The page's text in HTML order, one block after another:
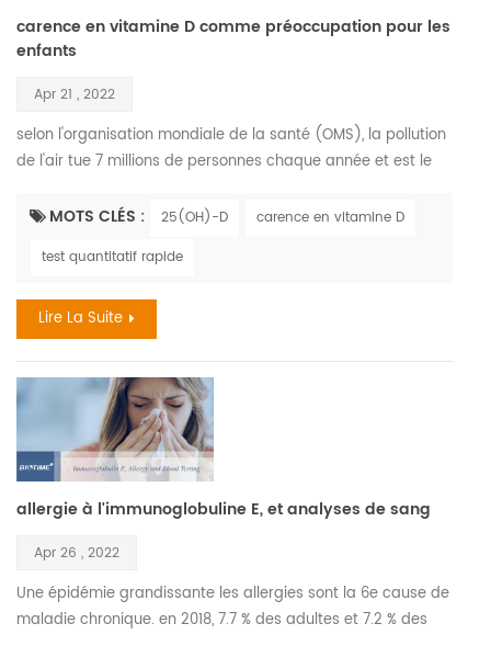
carence en vitamine D comme préoccupation pour les
enfants
Apr 21 , 2022
selon l'organisation mondiale de la santé (OMS), la pollution
de l'air tue 7 millions de personnes chaque année et est le
ont été exposés à des niveaux élevés de pollution de l'air
tard dans la vie. les enfants ont le droit d'avoir un avenir sain
la pollution de l'air est un facteur ...
MOTS CLÉS : 25(OH)-D
carence en vitamine D
test quantitatif rapide
Lire La Suite
allergie à l'immunoglobuline E, et analyses de sang
Apr 26 , 2022
Une épidémie grandissante les allergies sont la 6e cause de
maladie chronique. en 2018, 7.7 % des adultes et 7.2 % des